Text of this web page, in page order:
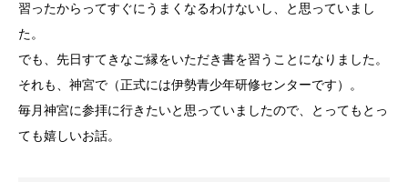
習ったからってすぐにうまくなるわけないし、と思っていまし
た。
でも、先日すてきなご縁をいただき書を習うことになりました。
それも、神宮で（正式には伊勢青少年研修センターです）。
毎月神宮に参拝に行きたいと思っていましたので、とってもとっ
ても嬉しいお話。